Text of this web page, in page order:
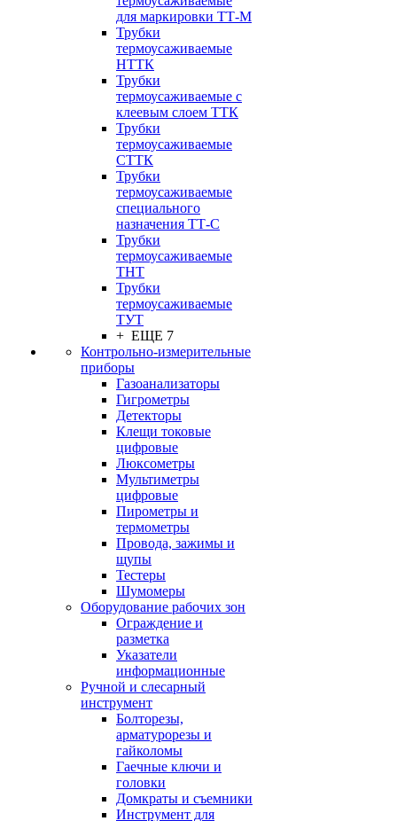
для маркировки ТТ-М
Трубки
термоусаживаемые
НTТК
Трубки
термоусаживаемые с
клеевым слоем TТК
Трубки
термоусаживаемые
СTТК
Трубки
термоусаживаемые
специального
назначения ТТ-С
Трубки
термоусаживаемые
ТНТ
Трубки
термоусаживаемые
ТУТ
+ ЕЩЕ 7
Контрольно-измерительные
приборы
Газоанализаторы
Гигрометры
Детекторы
Клещи токовые
цифровые
Люксометры
Мультиметры
цифровые
Пирометры и
термометры
Провода, зажимы и
щупы
Тестеры
Шумомеры
Оборудование рабочих зон
Ограждение и
разметка
Указатели
информационные
Ручной и слесарный
инструмент
Болторезы,
арматурорезы и
гайколомы
Гаечные ключи и
головки
Домкраты и съемники
Инструмент для